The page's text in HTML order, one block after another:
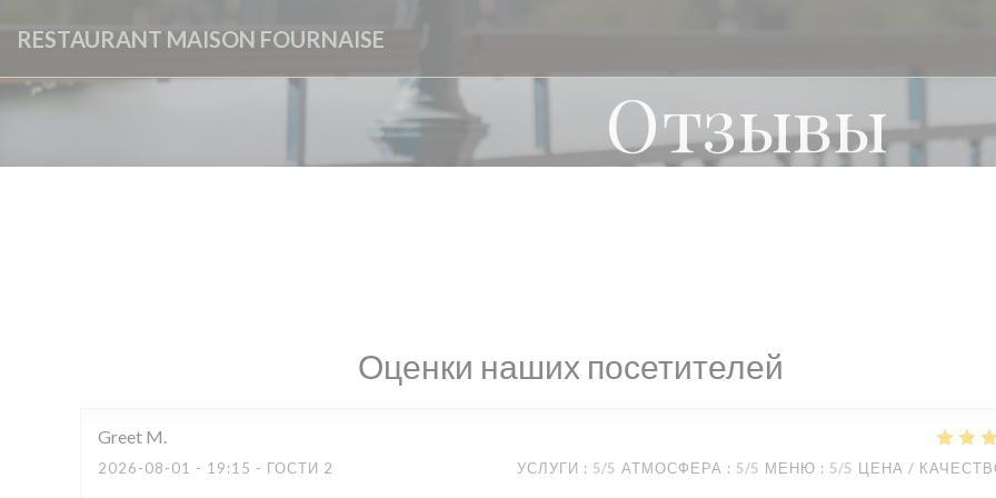
RESTAURANT MAISON FOURNAISE
Отзывы
Оценки наших посетителей
Greet M
2026-08-01 - 19:15 - ГОСТИ 2 УСЛУГИ : 5/5 АТМОСФЕРА : 5/5 МЕНЮ : 5/5 ЦЕНА /